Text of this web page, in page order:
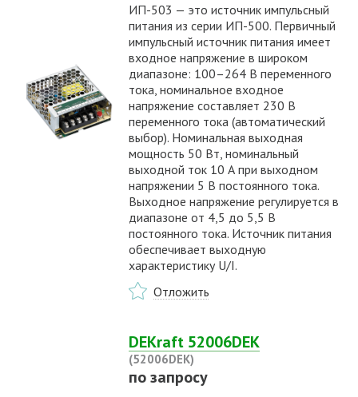
ИП-503 — это источник импульсный
питания из серии ИП-500. Первичный
импульсный источник питания имеет
входное напряжение в широком
диапазоне: 100–264 В переменного
тока, номинальное входное
напряжение составляет 230 В
переменного тока (автоматический
выбор). Номинальная выходная
мощность 50 Вт, номинальный
выходной ток 10 А при выходном
напряжении 5 В постоянного тока.
Выходное напряжение регулируется в
диапазоне от 4,5 до 5,5 В
постоянного тока. Источник питания
обеспечивает выходную
характеристику U/I.
Отложить
DEKraft 52006DEK
(52006DEK)
по запросу